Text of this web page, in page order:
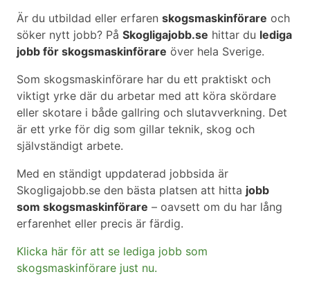
Är du utbildad eller erfaren skogsmaskinförare och
söker nytt jobb? På Skogligajobb.se hittar du lediga
jobb för skogsmaskinförare över hela Sverige.
Som skogsmaskinförare har du ett praktiskt och
viktigt yrke där du arbetar med att köra skördare
eller skotare i både gallring och slutavverkning. Det
är ett yrke för dig som gillar teknik, skog och
självständigt arbete.
Med en ständigt uppdaterad jobbsida är
Skogligajobb.se den bästa platsen att hitta jobb
som skogsmaskinförare – oavsett om du har lång
erfarenhet eller precis är färdig.
Klicka här för att se lediga jobb som
skogsmaskinförare just nu.